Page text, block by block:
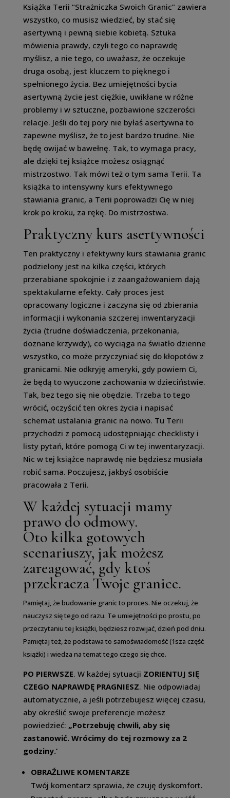
Książka Terii “Strażniczka Swoich Granic” zawiera
wszystko, co musisz wiedzieć, by stać się
asertywną i pewną siebie kobietą. Sztuka
mówienia prawdy, czyli tego co naprawdę
myślisz, a nie tego, co uważasz, że oczekuje
druga osobą, jest kluczem to pięknego i
spełnionego życia. Bez umiejętności bycia
asertywną życie jest ciężkie, uwikłane w różne
problemy i w sztuczne, pozbawione szczerości
relacje. Jeśli do tej pory nie byłaś asertywna to
zapewne myślisz, że to jest bardzo trudne. Nie
będę owijać w bawełnę. Tak, to wymaga pracy,
ale dzięki tej książce możesz osiągnąć
mistrzostwo. Tak mówi też o tym sama Terii. Ta
książka to intensywny kurs efektywnego
stawiania granic, a Terii poprowadzi Cię w niej
krok po kroku, za rękę. Do mistrzostwa.
Praktyczny kurs asertywności
Ten praktyczny i efektywny kurs stawiania granic
podzielony jest na kilka części, których
przerabiane spokojnie i z zaangażowaniem dają
spektakularne efekty. Cały proces jest
opracowany logiczne i zaczyna się od zbierania
informacji i wykonania szczerej inwentaryzacji
życia (trudne doświadczenia, przekonania,
doznane krzywdy), co wyciąga na światło dzienne
wszystko, co może przyczyniać się do kłopotów z
granicami. Nie odkryję ameryki, gdy powiem Ci,
że będą to wyuczone zachowania w dzieciństwie.
Tak, bez tego się nie obędzie. Trzeba to tego
wrócić, oczyścić ten okres życia i napisać
schemat ustalania granic na nowo. Tu Terii
przychodzi z pomocą udostępniając checklisty i
listy pytań, które pomogą Ci w tej inwentaryzacji.
Nic w tej książce naprawdę nie będziesz musiała
robić sama. Poczujesz, jakbyś osobiście
pracowała z Terii.
W każdej sytuacji mamy
prawo do odmowy.
Oto kilka gotowych
scenariuszy, jak możesz
zareagować, gdy ktoś
przekracza Twoje granice.
Pamiętaj, że budowanie granic to proces. Nie oczekuj, że
nauczysz się tego od razu. Te umiejętności po prostu, po
przeczytaniu tej książki, będziesz rozwijać, dzień pod dniu.
Pamiętaj też, że podstawa to samoświadomość (1sza część
książki) i wiedza na temat tego czego się chce.
PO PIERWSZE. W każdej sytuacji ZORIENTUJ SIĘ
CZEGO NAPRAWDĘ PRAGNIESZ. Nie odpowiadaj
automatycznie, a jeśli potrzebujesz więcej czasu,
aby określić swoje preferencje możesz
powiedzieć: „Potrzebuję chwili, aby się
zastanowić. Wrócimy do tej rozmowy za 2
godziny.’
OBRAŹLIWE KOMENTARZE
Twój komentarz sprawia, że czuję dyskomfort.